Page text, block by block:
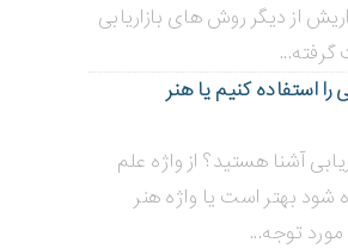
از دیگر روش های بازاریابی
را استفاده کنیم یا هنر
آشنا هستید؟ از واژه علم
شود بهتر است یا واژه هنر
مورد توجه...